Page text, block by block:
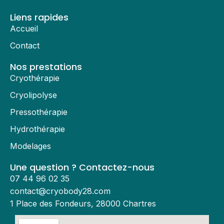
Liens rapides
Accueil
Contact
Nos prestations
Cryothérapie
Cryolipolyse
Pressothérapie
Hydrothérapie
Modelages
Une question ? Contactez-nous
07 44 96 02 35
contact@cryobody28.com
1 Place des Fondeurs, 28000 Chartres